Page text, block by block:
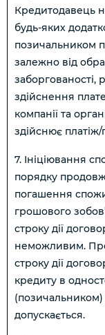
Кредитодавець
будь-яких
позичальником
залежно від
заборгованості,
здійснення
компанії та
здійснює
7. Ініціювання
порядку
погашення
грошового
строку дії
неможливим.
строку дії
кредиту в
допускається.